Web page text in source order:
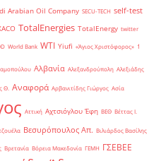
Arabian Oil Company SECU-TECH self-test
TotalEnergies TotalEnergy twitter
World Bank WTI Yiufi «Άγιος Χριστόφορος» ΄1
Αλβανία Αλεξανδρούπολη Αλεξιάδης
Θ. Αναφορά Αρβανιτίδης Γιώργος Ασία
Αττική Αχτσιόγλου Έφη ΒΕΘ Βέττας Ι.
Βεσυρόπουλος Απ. Βιλιάρδος Βασίλης
Βρετανία Βόρεια Μακεδονία ΓΕΜΗ ΓΣΕΒΕΕ